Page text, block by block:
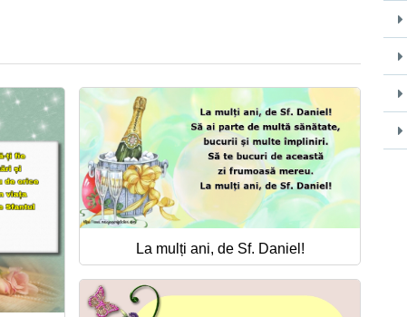
La mulți ani, de Sf. Daniel!